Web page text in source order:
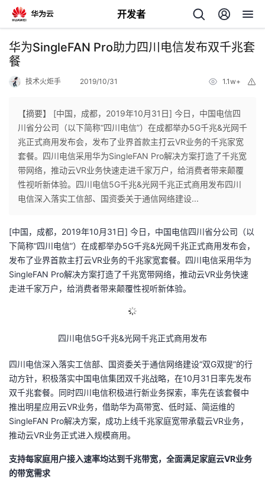
开发者
返
回
个
人
主
页
我
的
开
发
者
博
客
的
论
坛
我
的
圈
子
我
的
直
我
的
我
我
的
开
发
堂
的
课
我
的
我
我
的
Programs
我
的
我
的
技
术
我
的
云
华为SingleFAN Pro助力四川电信发布双千兆套
餐
技术火炬手 2019/10/31 1.1w+
【摘要】 [中国，成都，2019年10月31日] 今日，中国电信四
川省分公司（以下简称“四川电信”）在成都举办5G千兆&光网千
兆正式商用发布会，发布了业界首款主打云VR业务的千兆家宽
套餐。四川电信采用华为SingleFAN Pro解决方案打造了千兆宽
带网络，推动云VR业务快速走进千家万户，给消费者带来颠覆
性视听新体验。四川电信5G千兆&光网千兆正式商用发布四川
电信深入落实工信部、国资委关于通信网络建设...
[中国，成都，2019年10月31日] 今日，中国电信四川省分公司（以
下简称“四川电信”）在成都举办5G千兆&光网千兆正式商用发布会，
发布了业界首款主打云VR业务的千兆家宽套餐。四川电信采用华为
SingleFAN Pro解决方案打造了千兆宽带网络，推动云VR业务快速
走进千家万户，给消费者带来颠覆性视听新体验。
四川电信5G千兆&光网千兆正式商用发布
四川电信深入落实工信部、国资委关于通信网络建设“双G双提”的行
动方针，积极落实中国电信集团双千兆战略，在10月31日率先发布
双千兆套餐。同时四川电信积极进行新业务探索，率先在该套餐中
推出明星应用云VR业务，借助华为高带宽、低时延、简运维的
SingleFAN Pro解决方案，成功上线千兆家庭宽带承载云VR业务，
推动云VR业务正式进入规模商用。
支持每家庭用户接入速率均达到千兆带宽，全面满足家庭云VR业务
的带宽需求